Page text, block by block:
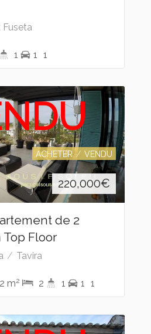
1 1 1
ACHETER VENDU
220,000€
de 2
Floor
Tavira
m2 2 1 1 1